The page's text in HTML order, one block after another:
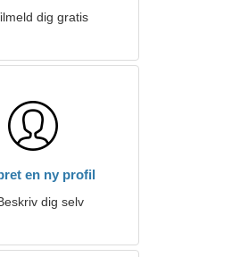
dig gratis
en ny profil
dig selv